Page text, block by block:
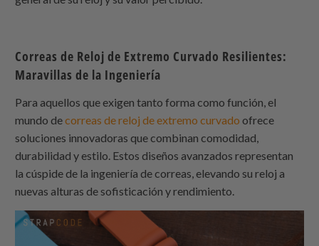
Correas de Reloj de Extremo Curvado Resilientes:
Maravillas de la Ingeniería
Para aquellos que exigen tanto forma como función, el
mundo decorreas de reloj de extremo curvado ofrece
soluciones innovadoras que combinan comodidad,
durabilidad y estilo. Estos diseños avanzados representan
la cúspide de la ingeniería de correas, elevando su reloj a
nuevas alturas de sofisticación y rendimiento.